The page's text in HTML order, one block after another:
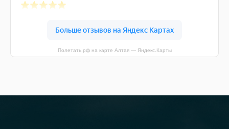
Полетать.рф на карте Алтая — Яндекс.Карты